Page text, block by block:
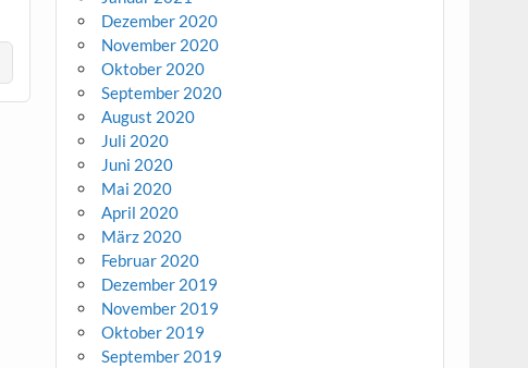
Dezember 2020
November 2020
Oktober 2020
September 2020
August 2020
Juli 2020
Juni 2020
Mai 2020
April 2020
März 2020
Februar 2020
Dezember 2019
November 2019
Oktober 2019
September 2019